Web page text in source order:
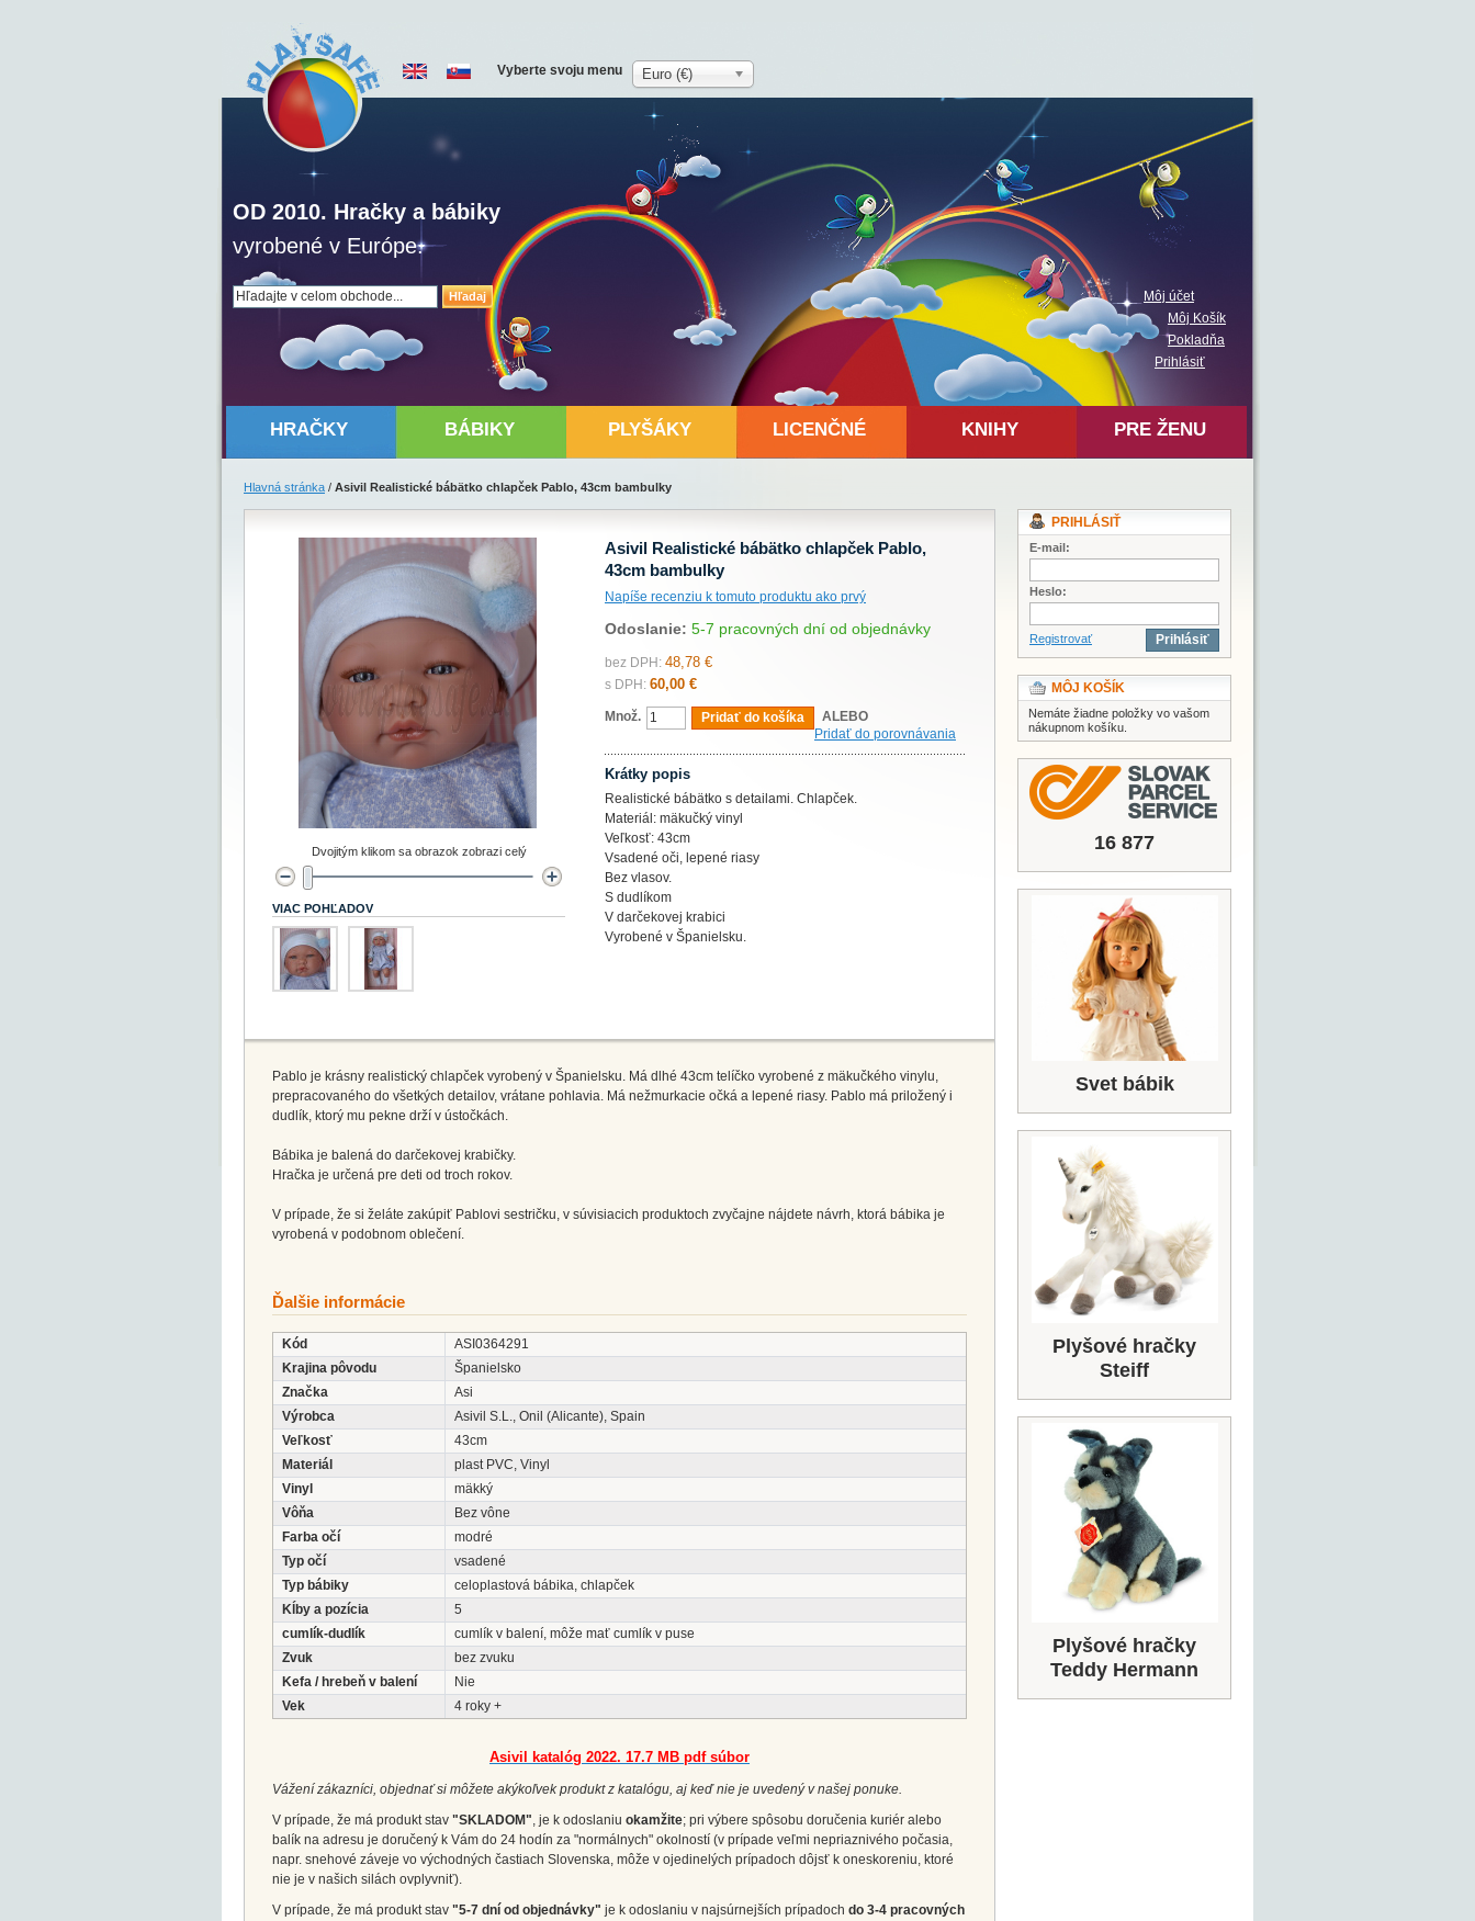
Hľadaj
OD 2010. Hračky a bábiky
vyrobené v Európe.
Môj účet
Môj Košík
Pokladňa
Prihlásiť
Vyberte svoju menu Euro (€)
HRAČKY BÁBIKY PLYŠÁKY LICENČNÉ KNIHY PRE ŽENU
Hlavná stránka / Asivil Realistické bábätko chlapček Pablo, 43cm bambulky
Asivil Realistické bábätko chlapček Pablo,
43cm bambulky
Napíše recenziu k tomuto produktu ako prvý
Odoslanie: 5-7 pracovných dní od objednávky
bez DPH: 48,78 €
s DPH: 60,00 €
Množ. Pridať do košíka
ALEBO
Pridať do porovnávania
Krátky popis
Realistické bábätko s detailami. Chlapček.
Materiál: mäkučký vinyl
Veľkosť: 43cm
Vsadené oči, lepené riasy
Bez vlasov.
S dudlíkom
V darčekovej krabici
Vyrobené v Španielsku.
Dvojitým klikom sa obrazok zobrazi celý
VIAC POHĽADOV
Pablo je krásny realistický chlapček vyrobený v Španielsku. Má dlhé 43cm telíčko vyrobené z mäkučkého vinylu,
prepracovaného do všetkých detailov, vrátane pohlavia. Má nežmurkacie očká a lepené riasy. Pablo má priložený i
dudlík, ktorý mu pekne drží v ústočkách.
Bábika je balená do darčekovej krabičky.
Hračka je určená pre deti od troch rokov.
V prípade, že si želáte zakúpiť Pablovi sestričku, v súvisiacich produktoch zvyčajne nájdete návrh, ktorá bábika je
vyrobená v podobnom oblečení.
Ďalšie informácie
Kód
ASI0364291
Krajina pôvodu
Španielsko
Značka
Asi
Výrobca
Asivil S.L., Onil (Alicante), Spain
Veľkosť
43cm
Materiál
plast PVC, Vinyl
Vinyl
mäkký
Vôňa
Bez vône
Farba očí
modré
Typ očí
vsadené
Typ bábiky
celoplastová bábika, chlapček
Kĺby a pozícia
5
cumlík-dudlík
cumlík v balení, môže mať cumlík v puse
Zvuk
bez zvuku
Kefa / hrebeň v balení
Nie
Vek
4 roky +
Asivil katalóg 2022. 17.7 MB pdf súbor
Vážení zákazníci, objednať si môžete akýkoľvek produkt z katalógu, aj keď nie je uvedený v našej ponuke.
V prípade, že má produkt stav "SKLADOM", je k odoslaniu okamžite; pri výbere spôsobu doručenia kuriér alebo
balík na adresu je doručený k Vám do 24 hodín za "normálnych" okolností (v prípade veľmi nepriaznivého počasia,
napr. snehové záveje vo východných častiach Slovenska, môže v ojedinelých prípadoch dôjsť k oneskoreniu, ktoré
nie je v našich silách ovplyvniť).
V prípade, že má produkt stav "5-7 dní od objednávky" je k odoslaniu v najsúrnejších prípadoch do 3-4 pracovných
PRIHLÁSIŤ
E-mail:
Heslo:
Registrovať Prihlásiť
MÔJ KOŠÍK
Nemáte žiadne položky vo vašom
nákupnom košíku.
16 877
Svet bábik
Plyšové hračky
Steiff
Plyšové hračky
Teddy Hermann